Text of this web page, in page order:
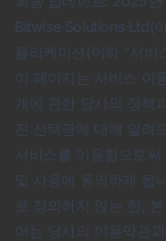
Bitwise Solutions Ltd(
플리케이션(이하 “서비
이 페이지는 서비스 이
개에 관한 당사의 정책
진 선택권에 대해 알려
서비스를 이용함으로
및 사용에 동의하게 됩
로 정의하지 않는 한,
어는 당사의 이용약관